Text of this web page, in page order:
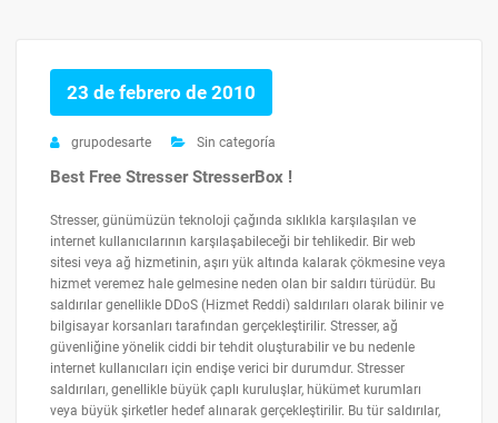
23 de febrero de 2010
grupodesarte Sin categoría
Best Free Stresser StresserBox !
Stresser, günümüzün teknoloji çağında sıklıkla karşılaşılan ve
internet kullanıcılarının karşılaşabileceği bir tehlikedir. Bir web
sitesi veya ağ hizmetinin, aşırı yük altında kalarak çökmesine veya
hizmet veremez hale gelmesine neden olan bir saldırı türüdür. Bu
saldırılar genellikle DDoS (Hizmet Reddi) saldırıları olarak bilinir ve
bilgisayar korsanları tarafından gerçekleştirilir. Stresser, ağ
güvenliğine yönelik ciddi bir tehdit oluşturabilir ve bu nedenle
internet kullanıcıları için endişe verici bir durumdur. Stresser
saldırıları, genellikle büyük çaplı kuruluşlar, hükümet kurumları
veya büyük şirketler hedef alınarak gerçekleştirilir. Bu tür saldırılar,